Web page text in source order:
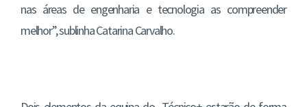
nas áreas de engenharia e tecnologia as compreender
melhor”, sublinha Catarina Carvalho.